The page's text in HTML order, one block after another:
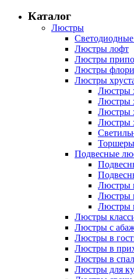
Каталог
Люстры
Люстры лофт
Люстры
Люстры
Люстры
Люстры
Люстры
Люстры
Люстры
Подвесные
Люстры
Люстры
Люстры
Люстры
Люстры с
Люстры в
Люстры в
Люстры в
Люстры для